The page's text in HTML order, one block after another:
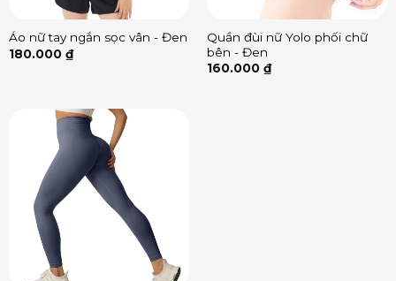
Áo nữ tay ngắn sọc vân - Đen
180.000 ₫
Quần đùi nữ Yolo phối chữ
bên - Đen
160.000 ₫